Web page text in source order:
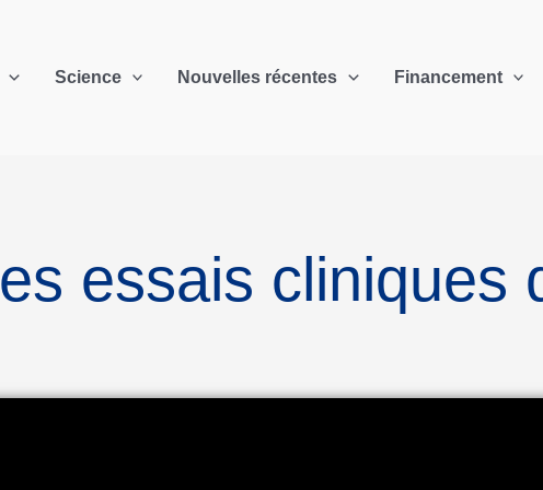
Science Nouvelles récentes Financement
essais cliniques